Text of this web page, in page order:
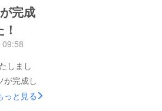
回目と
。去年の
い病気に
も心配し
「スタイ
の）が病
たのが嬉
創り出す
に来てく
う
人ステー
年11月
15日
16:00 勝
完成
しまし
が完成し
っと見る